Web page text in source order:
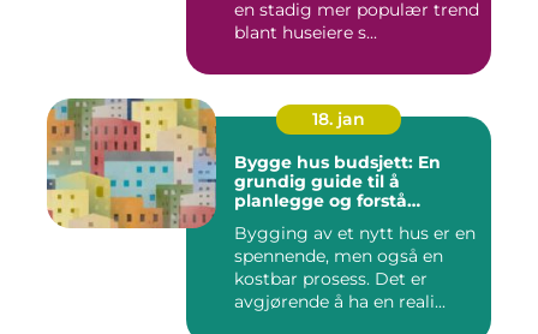
en stadig mer populær trend
blant huseiere s...
18. jan
Bygge hus budsjett: En
grundig guide til å
planlegge og forstå
Bygging av et nytt hus er en
spennende, men også en
kostbar prosess. Det er
avgjørende å ha en reali...